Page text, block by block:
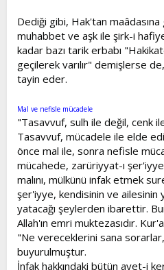
Dediği gibi, Hak'tan
muhabbet ve aşk ile şirk-i
kadar bazı tarik erbabı
geçilerek varılır" demişlerse
tayin eder.
Mal ve nefisle mücadele
"Tasavvuf, sulh ile değil, cenk
Tasavvuf, mücadele ile elde
önce mal ile, sonra nefisle
mücahede, zarüriyyat-ı
malını, mülkünü infak etmek
şer'iyye, kendisinin ve ailesinin
yatacağı şeylerden ibarettir.
Allah'ın emri muktezasıdır.
"Ne vereceklerini sana
buyurulmuştur.
İnfak hakkındaki bütün ayet-i